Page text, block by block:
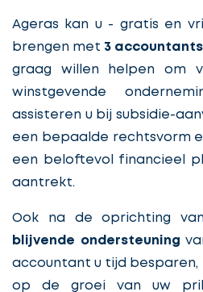
Ageras kan u - gratis en
brengen met 3
graag willen helpen om
winstgevende
assisteren u bij subsidie-
een bepaalde rechtsvorm
een beloftevol financieel
aantrekt.
Ook na de oprichting
blijvende ondersteuning
accountant u tijd besparen,
op de groei van uw